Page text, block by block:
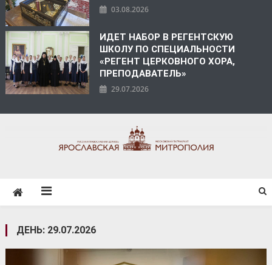
03.08.2026
ИДЕТ НАБОР В РЕГЕНТСКУЮ
ШКОЛУ ПО СПЕЦИАЛЬНОСТИ
«РЕГЕНТ ЦЕРКОВНОГО ХОРА,
ПРЕПОДАВАТЕЛЬ»
29.07.2026
ДЕНЬ: 29.07.2026